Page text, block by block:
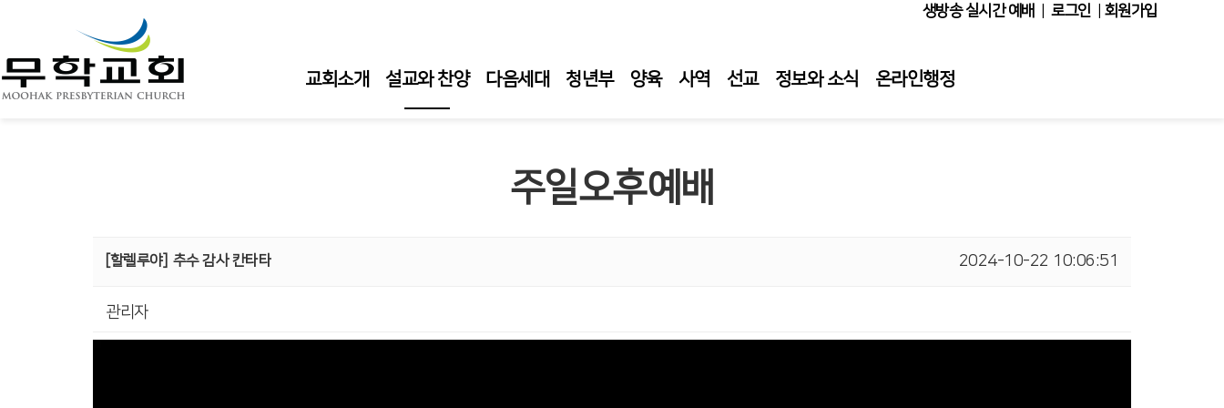
생방송 실시간 예배 로그인 회원가입
교회소개 설교와 찬양
큐티 새벽 기도회
다음세대 청년부 양육 사역 선교 정보와 소식 온라인행정
주일오후예배
[할렐루야] 추수 감사 칸타타 2024-10-22 10:06:51
관리자